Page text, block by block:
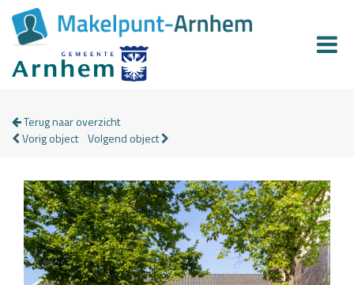
Terug naar overzicht
Vorig object Volgend object